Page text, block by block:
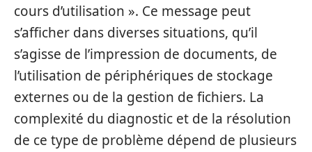
cours d’utilisation ». Ce message peut
s’afficher dans diverses situations, qu’il
s’agisse de l’impression de documents, de
l’utilisation de périphériques de stockage
externes ou de la gestion de fichiers. La
complexité du diagnostic et de la résolution
de ce type de problème dépend de plusieurs